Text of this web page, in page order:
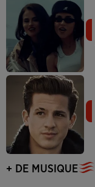
+ DE MUSIQUE